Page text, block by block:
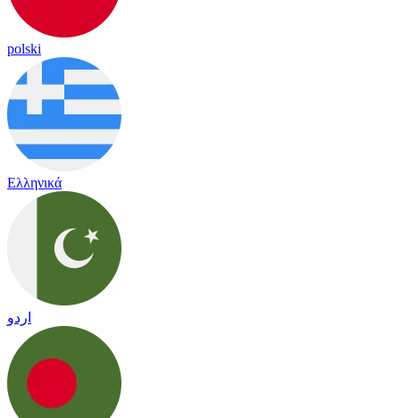
polski
Ελληνικά
اردو